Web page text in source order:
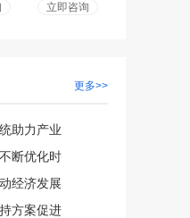
立即咨询
更多>>
助力产业
断优化时
经济发展
方案促进